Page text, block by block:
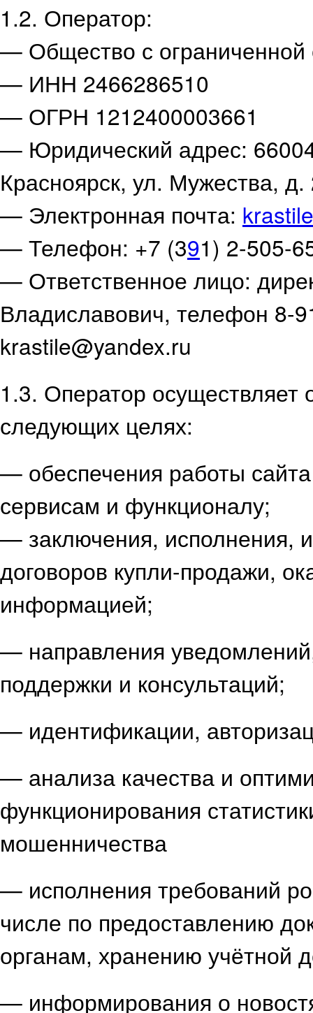
1.2. Оператор:
— Общество с ограниченной
— ИНН 2466286510
— ОГРН 1212400003661
— Юридический адрес:
Красноярск, ул. Мужества,
— Электронная почта:
— Телефон: +7 (391) 2-505-
— Ответственное лицо:
Владиславович, телефон 8-
krastile@yandex.ru
1.3. Оператор осуществляет
следующих целях:
— обеспечения работы
сервисам и функционалу;
— заключения, исполнения,
договоров купли-продажи,
информацией;
— направления
поддержки и консультаций;
— идентификации,
— анализа качества и
функционирования
мошенничества
— исполнения требований
числе по предоставлению
органам, хранению учётной
— информирования о